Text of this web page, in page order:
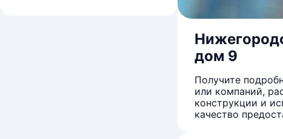
дом 9
Получите
или компаний,
конструкции и
качество